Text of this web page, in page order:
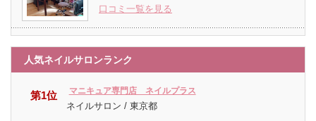
口コミ一覧を見る
人気ネイルサロンランク
第1位 マニキュア専門店 ネイルプラス
ネイルサロン / 東京都